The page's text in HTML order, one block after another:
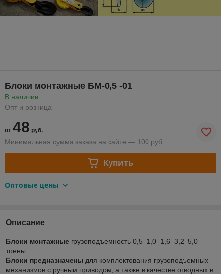
Блоки монтажные БМ-0,5 -01
В наличии
Опт и розница
от 48 руб.
Минимальная сумма заказа на сайте — 100 руб.
Купить
Оптовые цены
Описание
Блоки монтажные грузоподъемность 0,5–1,0–1,6–3,2–5,0
тонны
Блоки предназначены для комплектования грузоподъемных
механизмов с ручным приводом, а также в качестве отводных в